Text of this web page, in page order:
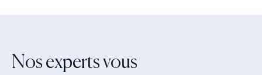
Nos experts vous